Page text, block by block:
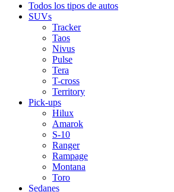
Todos los tipos de autos
SUVs
Tracker
Taos
Nivus
Pulse
Tera
T-cross
Territory
Pick-ups
Hilux
Amarok
S-10
Ranger
Rampage
Montana
Toro
Sedanes